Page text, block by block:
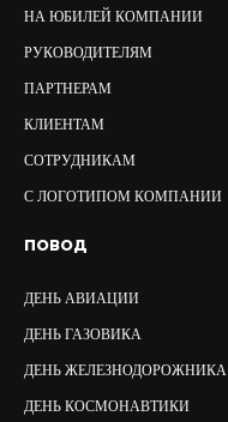
НА ЮБИЛЕЙ КОМПАНИИ
РУКОВОДИТЕЛЯМ
ПАРТНЕРАМ
КЛИЕНТАМ
СОТРУДНИКАМ
С ЛОГОТИПОМ КОМПАНИИ
ПОВОД
ДЕНЬ АВИАЦИИ
ДЕНЬ ГАЗОВИКА
ДЕНЬ ЖЕЛЕЗНОДОРОЖНИКА
ДЕНЬ КОСМОНАВТИКИ